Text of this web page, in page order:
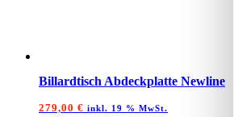
Billardtisch Abdeckplatte Newline
279,00 € inkl. 19 % MwSt.